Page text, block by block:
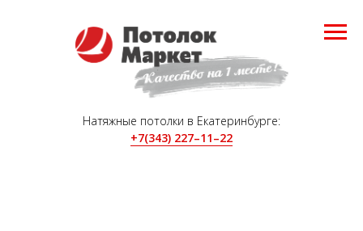
Натяжные потолки в Екатеринбурге:
+7(343) 227–11–22